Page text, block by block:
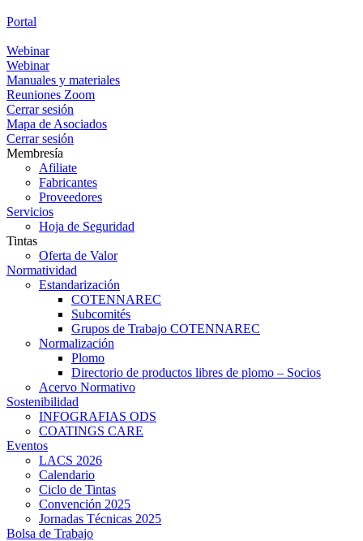
Portal
Webinar
Webinar
Manuales y materiales
Reuniones Zoom
Cerrar sesión
Mapa de Asociados
Cerrar sesión
Membresía
Afiliate
Fabricantes
Proveedores
Servicios
Hoja de Seguridad
Tintas
Oferta de Valor
Normatividad
Estandarización
COTENNAREC
Subcomités
Grupos de Trabajo COTENNAREC
Normalización
Plomo
Directorio de productos libres de plomo – Socios
Acervo Normativo
Sostenibilidad
INFOGRAFIAS ODS
COATINGS CARE
Eventos
LACS 2026
Calendario
Ciclo de Tintas
Convención 2025
Jornadas Técnicas 2025
Bolsa de Trabajo